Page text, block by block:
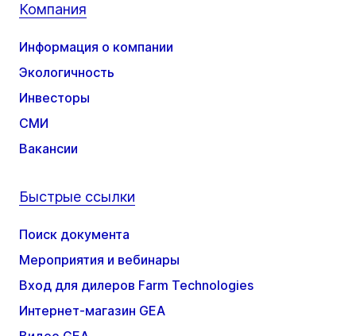
Компания
Информация о компании
Экологичность
Инвесторы
СМИ
Вакансии
Быстрые ссылки
Поиск документа
Мероприятия и вебинары
Вход для дилеров Farm Technologies
Интернет-магазин GEA